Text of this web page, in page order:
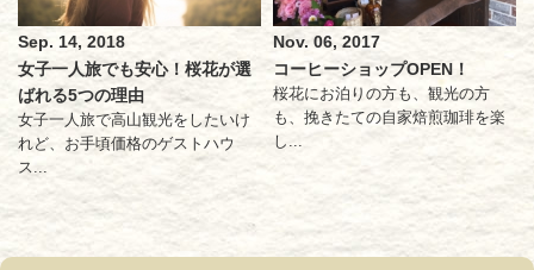
Sep. 14, 2018
女子一人旅でも安心！桜花が選
ばれる5つの理由
女子一人旅で高山観光をしたいけ
れど、お手頃価格のゲストハウ
ス...
Nov. 06, 2017
コーヒーショップOPEN！
桜花にお泊りの方も、観光の方
も、挽きたての自家焙煎珈琲を楽
し...